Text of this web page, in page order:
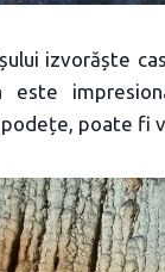
izvorăște
este
poate fi